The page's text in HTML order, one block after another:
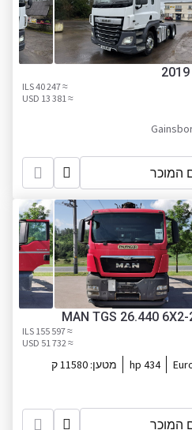
≈ 40 247 ILS
≈ 13 381 USD
המוכר
MAN TGS 26.440
≈ 155 597 ILS
≈ 51 732 USD
434 hp מטען: 11580 ק
המוכר